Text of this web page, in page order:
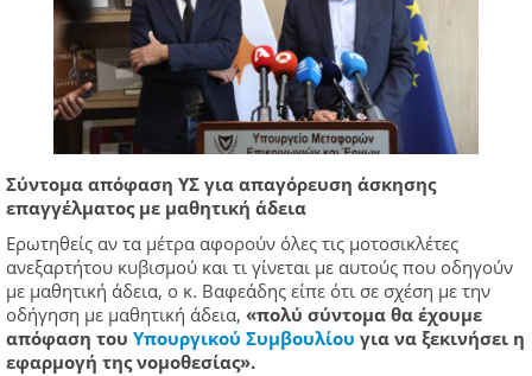
Σύντομα απόφαση ΥΣ για απαγόρευση άσκησης
επαγγέλματος με μαθητική άδεια
Ερωτηθείς αν τα μέτρα αφορούν όλες τις μοτοσικλέτες
ανεξαρτήτου κυβισμού και τι γίνεται με αυτούς που οδηγούν
με μαθητική άδεια, ο κ. Βαφεάδης είπε ότι σε σχέση με την
οδήγηση με μαθητική άδεια, «πολύ σύντομα θα έχουμε
απόφαση του Υπουργικού Συμβουλίου για να ξεκινήσει η
εφαρμογή της νομοθεσίας».